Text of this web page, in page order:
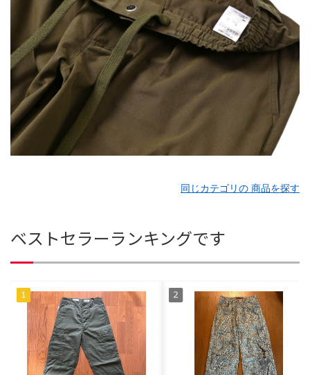
同じカテゴリの 商品を探す
ベストセラーランキングです